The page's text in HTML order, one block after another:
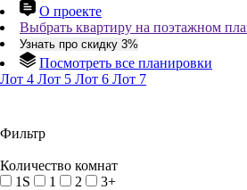
О проекте
Выбрать квартиру на поэтажном
Узнать про скидку 3%
Посмотреть все планировки
Лот 4 Лот 5 Лот 6 Лот 7
Фильтр
Количество комнат
1S
1 2
3+